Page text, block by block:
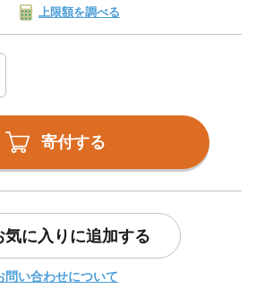
上限額を調べる
寄付する
気に入りに追加する
問い合わせについて